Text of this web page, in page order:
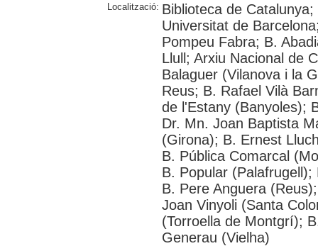
Localització: Biblioteca de
Universitat de
Pompeu Fabra; B.
Llull; Arxiu Nacional de
Balaguer (Vilanova i la
Reus; B. Rafael Vilà
de l'Estany (Banyoles);
Dr. Mn. Joan Baptista
(Girona); B. Ernest
B. Pública Comarcal
B. Popular
B. Pere Anguera
Joan Vinyoli (Santa
(Torroella de Montgrí);
Generau (Vielha)